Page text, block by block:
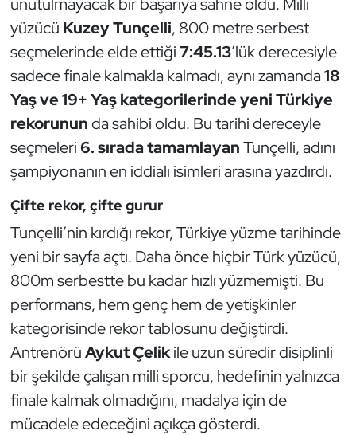
yüzücü Kuzey Tunçelli, 800 metre serbest
seçmelerinde elde ettiği7:45.13’lük derecesiyle
sadece finale kalmakla kalmadı, aynı zamanda18
Yaş ve 19+ Yaş kategorilerinde yeni Türkiye
rekorununda sahibi oldu. Bu tarihi dereceyle
seçmeleri6. sırada tamamlayanTunçelli, adını
şampiyonanın en iddialı isimleri arasına yazdırdı.
Çifte rekor, çifte gurur
Tunçelli’nin kırdığı rekor, Türkiye yüzme tarihinde
yeni bir sayfa açtı. Daha önce hiçbir Türk yüzücü,
800m serbestte bu kadar hızlı yüzmemişti. Bu
performans, hem genç hem de yetişkinler
kategorisinde rekor tablosunu değiştirdi.
AntrenörüAykut Çelikile uzun süredir disiplinli
bir şekilde çalışan milli sporcu, hedefinin yalnızca
finale kalmak olmadığını, madalya için de
mücadele edeceğini açıkça gösterdi.
Futbol
Futsal
Genel
Golf
Güreş
Halter
Hava Sporları
İşitme Engelli Sporcular
Judo ve Kuraş
Kano ve Rafting